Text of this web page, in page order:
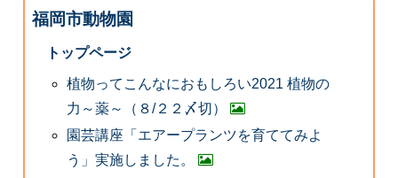
福岡市動物園
トップページ
植物ってこんなにおもしろい2021 植物の
力～薬～（８/２２〆切）
園芸講座「エアープランツを育ててみよ
う」実施しました。